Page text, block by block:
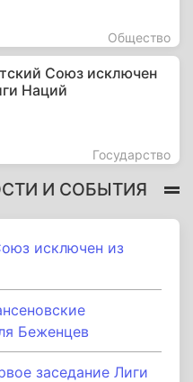
Общество
Союз исключен
Наций
Государство
И СОБЫТИЯ
исключен из
Беженцев
заседание Лиги